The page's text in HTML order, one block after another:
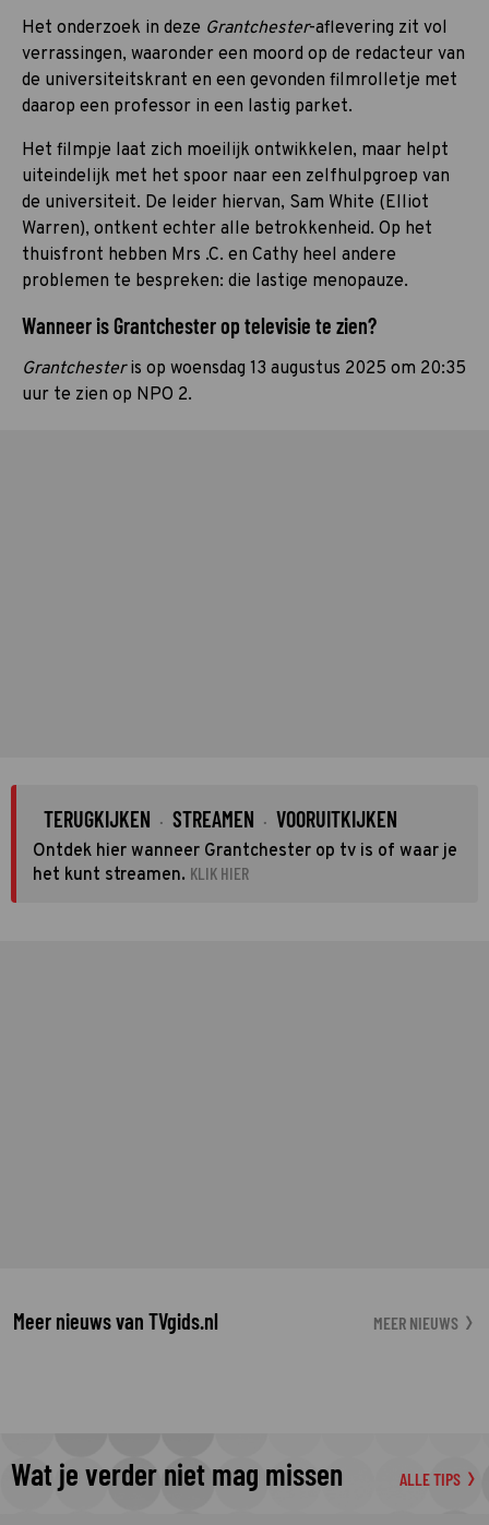
Het onderzoek in deze Grantchester-aflevering zit vol
verrassingen, waaronder een moord op de redacteur van
de universiteitskrant en een gevonden filmrolletje met
daarop een professor in een lastig parket.
Het filmpje laat zich moeilijk ontwikkelen, maar helpt
uiteindelijk met het spoor naar een zelfhulpgroep van
de universiteit. De leider hiervan, Sam White (Elliot
Warren), ontkent echter alle betrokkenheid. Op het
thuisfront hebben Mrs .C. en Cathy heel andere
problemen te bespreken: die lastige menopauze.
Wanneer is Grantchester op televisie te zien?
Grantchesteris op woensdag 13 augustus 2025 om 20:35
uur te zien op NPO 2.
TERUGKIJKEN · STREAMEN · VOORUITKIJKEN
Ontdek hier wanneer Grantchester op tv is of waar je
het kunt streamen. KLIK HIER
Meer nieuws van TVgids.nl MEER NIEUWS
Wat je verder niet mag missen ALLE TIPS